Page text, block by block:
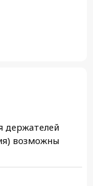
держателей
возможны